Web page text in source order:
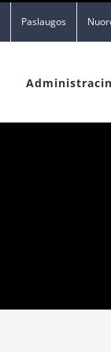
Paslaugos